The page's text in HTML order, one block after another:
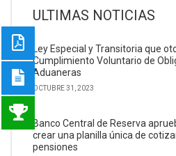
ULTIMAS NOTICIAS
Ley Especial y Transitoria que
Cumplimiento Voluntario de
Aduaneras
OCTUBRE 31, 2023
Banco Central de Reserva
crear una planilla única de
pensiones